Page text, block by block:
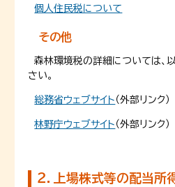
個人住民税について
その他
森林環境税の詳細については、
さい。
総務省ウェブサイト （外部リンク）
林野庁ウェブサイト （外部リンク）
２．上場株式等の配当